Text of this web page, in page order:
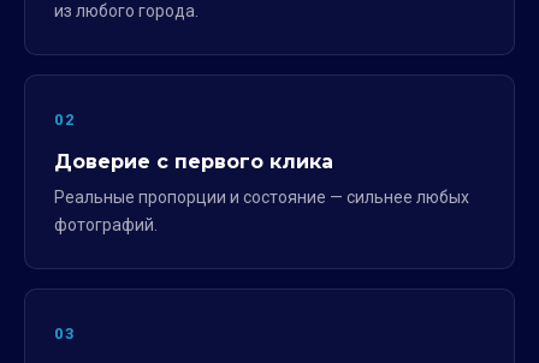
из любого города.
02
Доверие с первого клика
Реальные пропорции и состояние — сильнее любых
фотографий.
03